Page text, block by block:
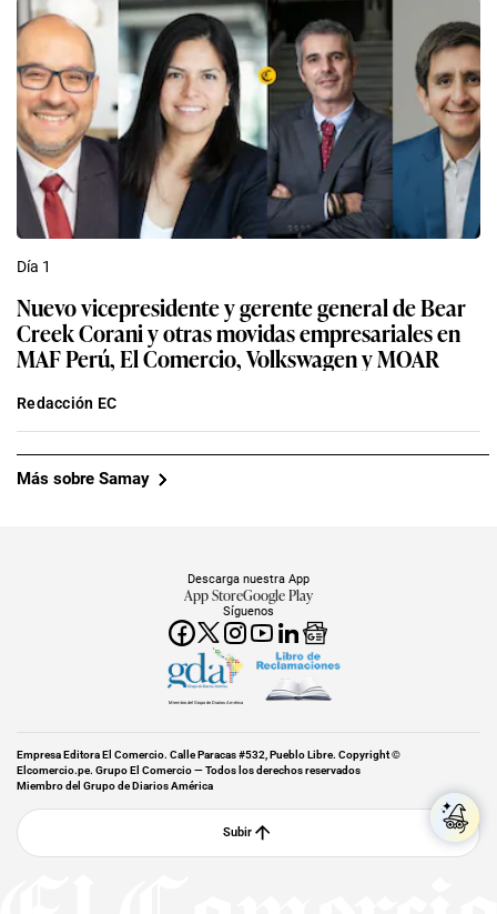
Día 1
Nuevo vicepresidente y gerente general de Bear
Creek Corani y otras movidas empresariales en
MAF Perú, El Comercio, Volkswagen y MOAR
Redacción EC
Más sobre Samay
Síguenos
Descarga nuestra App
App StoreGoogle Play
Miembro del Grupo de Diarios América
Empresa Editora El Comercio. Calle Paracas #532, Pueblo Libre. Copyright ©
Elcomercio.pe. Grupo El Comercio — Todos los derechos reservados
Miembro del Grupo de Diarios América
Subir